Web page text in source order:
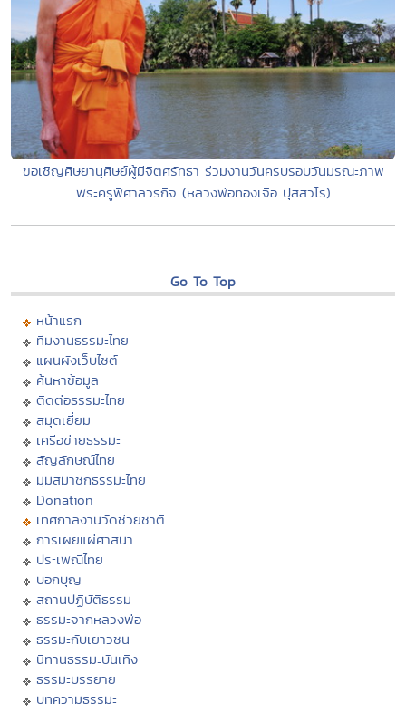
ขอเชิญศิษยานุศิษย์ผู้มีจิตศรัทธา ร่วมงานวันครบรอบวันมรณะภาพ
พระครูพิศาลวรกิจ (หลวงพ่อทองเจือ ปุสสวโร)
Go To Top
หน้าแรก
ทีมงานธรรมะไทย
แผนผังเว็บไซต์
ค้นหาข้อมูล
ติดต่อธรรมะไทย
สมุดเยี่ยม
เครือข่ายธรรมะ
สัญลักษณ์ไทย
มุมสมาชิกธรรมะไทย
Donation
เทศกาลงานวัดช่วยชาติ
การเผยแผ่ศาสนา
ประเพณีไทย
บอกบุญ
สถานปฏิบัติธรรม
ธรรมะจากหลวงพ่อ
ธรรมะกับเยาวชน
นิทานธรรมะบันเทิง
ธรรมะบรรยาย
บทความธรรมะ